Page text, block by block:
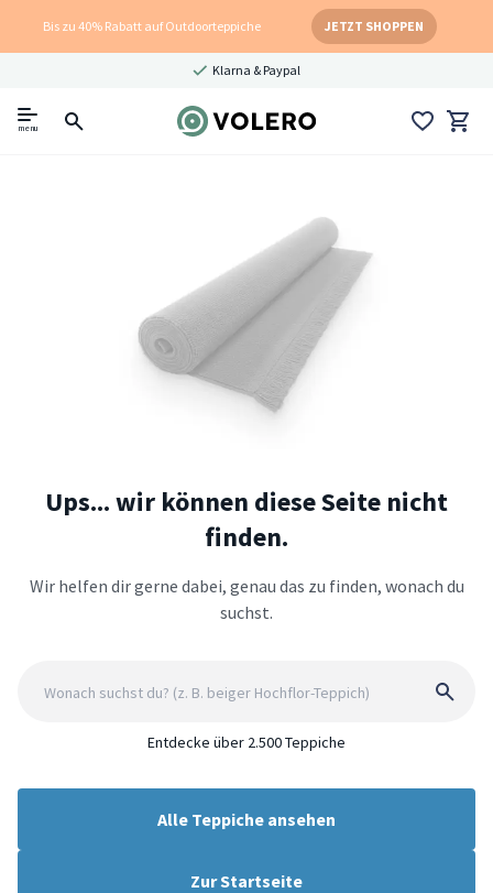
Bis zu 40% Rabatt auf Outdoorteppiche JETZT SHOPPEN
Klarna & Paypal
menu
Ups... wir können diese Seite nicht
finden.
Wir helfen dir gerne dabei, genau das zu finden, wonach du
suchst.
Entdecke über 2.500 Teppiche
Alle Teppiche ansehen
Zur Startseite